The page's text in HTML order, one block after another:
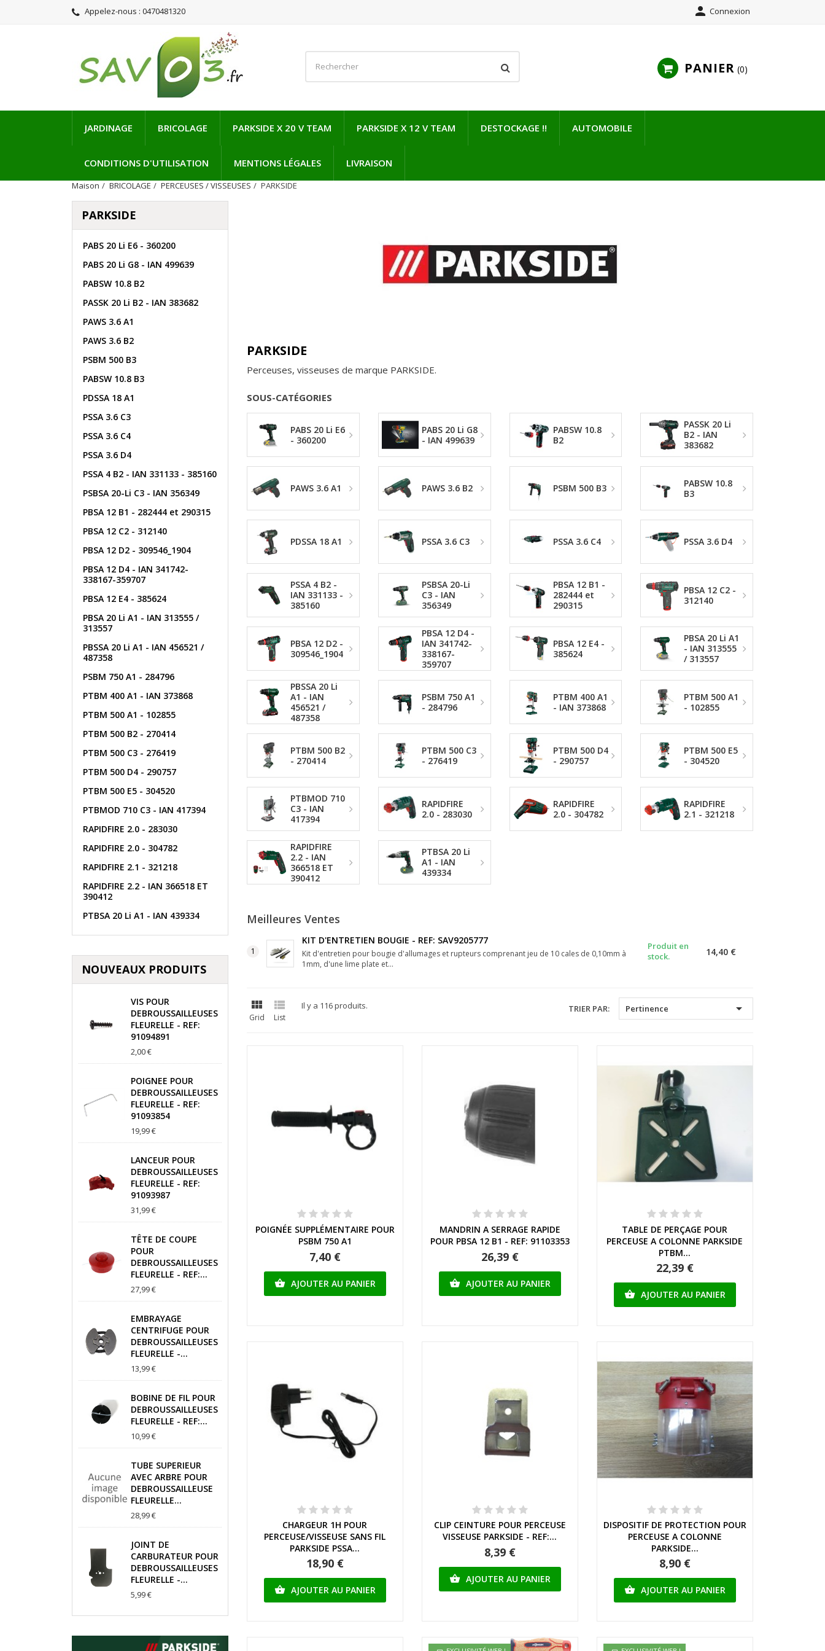
Appelez-nous : 0470481320  Connexion
PANIER 0
JARDINAGE BRICOLAGE PARKSIDE X 20 V TEAM PARKSIDE X 12 V TEAM DESTOCKAGE !! AUTOMOBILE
CONDITIONS D'UTILISATION MENTIONS LÉGALES LIVRAISON
Maison BRICOLAGE PERCEUSES / VISSEUSES PARKSIDE
PARKSIDE
PABS 20 Li E6 - 360200
PABS 20 Li G8 - IAN 499639
PABSW 10.8 B2
PASSK 20 Li B2 - IAN 383682
PAWS 3.6 A1
PAWS 3.6 B2
PSBM 500 B3
PABSW 10.8 B3
PDSSA 18 A1
PSSA 3.6 C3
PSSA 3.6 C4
PSSA 3.6 D4
PSSA 4 B2 - IAN 331133 - 385160
PSBSA 20-Li C3 - IAN 356349
PBSA 12 B1 - 282444 et 290315
PBSA 12 C2 - 312140
PBSA 12 D2 - 309546_1904
PBSA 12 D4 - IAN 341742-
338167-359707
PBSA 12 E4 - 385624
PBSA 20 Li A1 - IAN 313555 /
313557
PBSSA 20 Li A1 - IAN 456521 /
487358
PSBM 750 A1 - 284796
PTBM 400 A1 - IAN 373868
PTBM 500 A1 - 102855
PTBM 500 B2 - 270414
PTBM 500 C3 - 276419
PTBM 500 D4 - 290757
PTBM 500 E5 - 304520
PTBMOD 710 C3 - IAN 417394
RAPIDFIRE 2.0 - 283030
RAPIDFIRE 2.0 - 304782
RAPIDFIRE 2.1 - 321218
RAPIDFIRE 2.2 - IAN 366518 ET
390412
PTBSA 20 Li A1 - IAN 439334
NOUVEAUX PRODUITS
VIS POUR
DEBROUSSAILLEUSES
FLEURELLE - REF:
91094891
2,00 €
POIGNEE POUR
DEBROUSSAILLEUSES
FLEURELLE - REF:
91093854
19,99 €
LANCEUR POUR
DEBROUSSAILLEUSES
FLEURELLE - REF:
91093987
31,99 €
TÊTE DE COUPE
POUR
DEBROUSSAILLEUSES
FLEURELLE - REF:...
27,99 €
EMBRAYAGE
CENTRIFUGE POUR
DEBROUSSAILLEUSES
FLEURELLE -...
13,99 €
BOBINE DE FIL POUR
DEBROUSSAILLEUSES
FLEURELLE - REF:...
10,99 €
TUBE SUPERIEUR
AVEC ARBRE POUR
DEBROUSSAILLEUSE
FLEURELLE...
28,99 €
JOINT DE
CARBURATEUR POUR
DEBROUSSAILLEUSES
FLEURELLE -...
5,99 €
PARKSIDE
Perceuses, visseuses de marque PARKSIDE.
SOUS-CATÉGORIES
PABS 20 Li E6
- 360200
PABS 20 Li G8
- IAN 499639
PABSW 10.8
B2
PASSK 20 Li
B2 - IAN
383682
PAWS 3.6 A1 PAWS 3.6 B2 PSBM 500 B3
PABSW 10.8
B3
PDSSA 18 A1 PSSA 3.6 C3 PSSA 3.6 C4 PSSA 3.6 D4
PSSA 4 B2 -
IAN 331133 -
385160
PSBSA 20-Li
C3 - IAN
356349
PBSA 12 B1 -
282444 et
290315
PBSA 12 C2 -
312140
PBSA 12 D2 -
309546_1904
PBSA 12 D4 -
IAN 341742-
338167-
359707
PBSA 12 E4 -
385624
PBSA 20 Li A1
- IAN 313555
/ 313557
PBSSA 20 Li
A1 - IAN
456521 /
487358
PSBM 750 A1
- 284796
PTBM 400 A1
- IAN 373868
PTBM 500 A1
- 102855
PTBM 500 B2
- 270414
PTBM 500 C3
- 276419
PTBM 500 D4
- 290757
PTBM 500 E5
- 304520
PTBMOD 710
C3 - IAN
417394
RAPIDFIRE
2.0 - 283030
RAPIDFIRE
2.0 - 304782
RAPIDFIRE
2.1 - 321218
RAPIDFIRE
2.2 - IAN
366518 ET
390412
PTBSA 20 Li
A1 - IAN
439334
Meilleures Ventes
KIT D'ENTRETIEN BOUGIE - REF: SAV9205777
Kit d'entretien pour bougie d'allumages et rupteurs comprenant jeu de 10 cales de 0,10mm à
1mm, d'une lime plate et...
Produit en
stock.
14,40 €

Grid

List
Il y a 116 produits. TRIER PAR: Pertinence 
Aperçu rapide
POIGNÉE SUPPLÉMENTAIRE POUR
PSBM 750 A1
7,40 €
 AJOUTER AU PANIER
Aperçu rapide
MANDRIN A SERRAGE RAPIDE
POUR PBSA 12 B1 - REF: 91103353
26,39 €
 AJOUTER AU PANIER
Aperçu rapide
TABLE DE PERÇAGE POUR
PERCEUSE A COLONNE PARKSIDE
PTBM...
22,39 €
 AJOUTER AU PANIER
Aperçu rapide
CHARGEUR 1H POUR
PERCEUSE/VISSEUSE SANS FIL
PARKSIDE PSSA...
18,90 €
 AJOUTER AU PANIER
Aperçu rapide
CLIP CEINTURE POUR PERCEUSE
VISSEUSE PARKSIDE - REF:...
8,39 €
 AJOUTER AU PANIER
Aperçu rapide
DISPOSITIF DE PROTECTION POUR
PERCEUSE A COLONNE
PARKSIDE...
8,90 €
 AJOUTER AU PANIER